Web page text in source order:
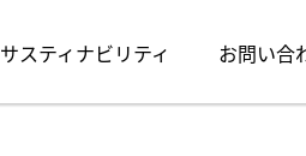
サスティナビリティ お問い合